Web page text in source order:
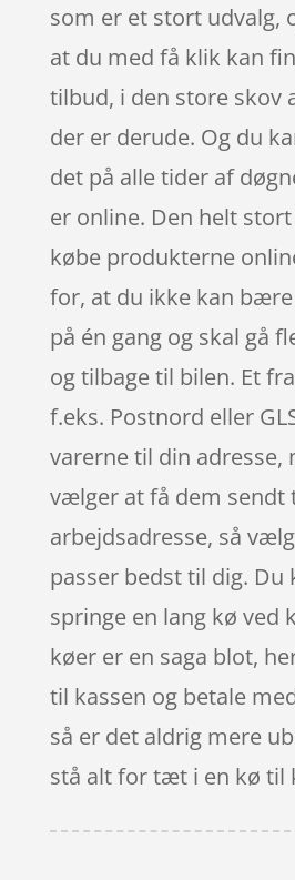
som er et stort udvalg,
at du med få klik kan
tilbud, i den store skov
der er derude. Og du
det på alle tider af
er online. Den helt
købe produkterne
for, at du ikke kan
på én gang og skal gå
og tilbage til bilen. Et
f.eks. Postnord eller
varerne til din adresse,
vælger at få dem sendt
arbejdsadresse, så
passer bedst til dig. Du
springe en lang kø ved
køer er en saga blot,
til kassen og betale
så er det aldrig mere
stå alt for tæt i en kø til